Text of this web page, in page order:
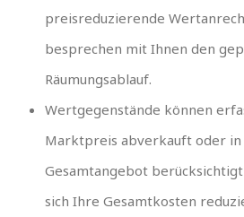
preisreduzierende
besprechen mit Ihnen den
Räumungsablauf.
Wertgegenstände können
Marktpreis abverkauft oder in
Gesamtangebot
sich Ihre Gesamtkosten